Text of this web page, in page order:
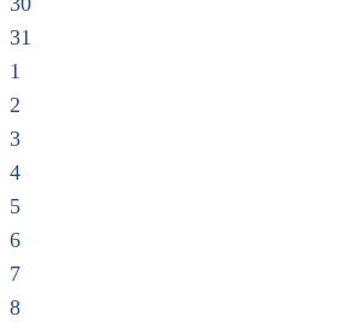
31
1
2
3
4
5
6
7
8